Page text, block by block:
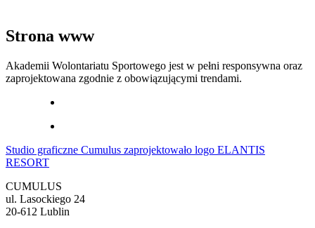
Strona www
Akademii Wolontariatu Sportowego jest w pełni responsywna oraz
zaprojektowana zgodnie z obowiązującymi trendami.
Studio graficzne Cumulus zaprojektowało logo ELANTIS
RESORT
CUMULUS
ul. Lasockiego 24
20-612 Lublin